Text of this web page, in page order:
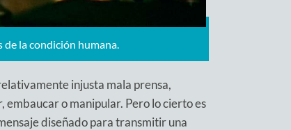
de la condición humana.
injusta mala prensa,
embaucar o manipular. Pero lo cierto es
diseñado para transmitir una